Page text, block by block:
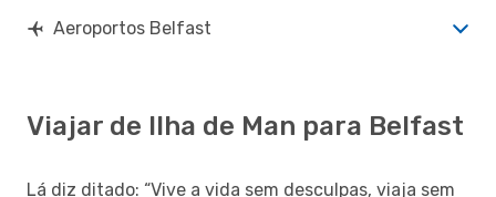
Aeroportos Belfast
Viajar de Ilha de Man para Belfast
Lá diz ditado: “Vive a vida sem desculpas, viaja sem